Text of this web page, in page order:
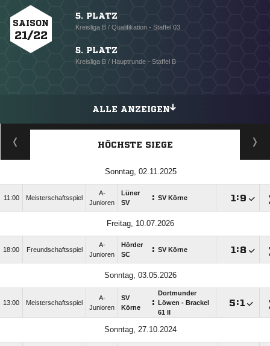
SAISON
21/22
5. PLATZ
Kreisliga B / Qualifikation - Staffel 03
5. PLATZ
Kreisliga B / Hauptrunde - Staffel B
ALLE ANZEIGEN
HÖCHSTE SIEGE
Sonntag, 02.11.2025
11:00 Meisterschaftsspiel
A-
Junioren
Lüner
SV
: SV Körne :
Freitag, 10.07.2026
18:00 Freundschaftsspiel
A-
Junioren
Hörder
SC
: SV Körne :
Sonntag, 03.05.2026
13:00 Meisterschaftsspiel
A-
Junioren
SV
Körne
:
Dortmunder
Löwen - Brackel
61 II
:
Sonntag, 27.10.2024